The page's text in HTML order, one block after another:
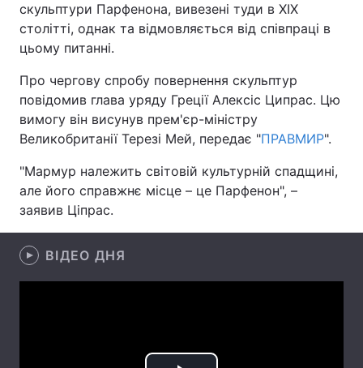
Головна Війна
Україна Політика
Спорт Наука
Зброя
скульптури Парфенона, вивезені туди в XIX
столітті, однак та відмовляється від співпраці в
цьому питанні.
Про чергову спробу повернення скульптур
повідомив глава уряду Греції Алексіс Ципрас. Цю
вимогу він висунув прем'єр-міністру
Великобританії Терезі Мей, передає "ПРАВМИР".
"Мармур належить світовій культурній спадщині,
але його справжнє місце – це Парфенон", –
заявив Ціпрас.
ВІДЕО ДНЯ